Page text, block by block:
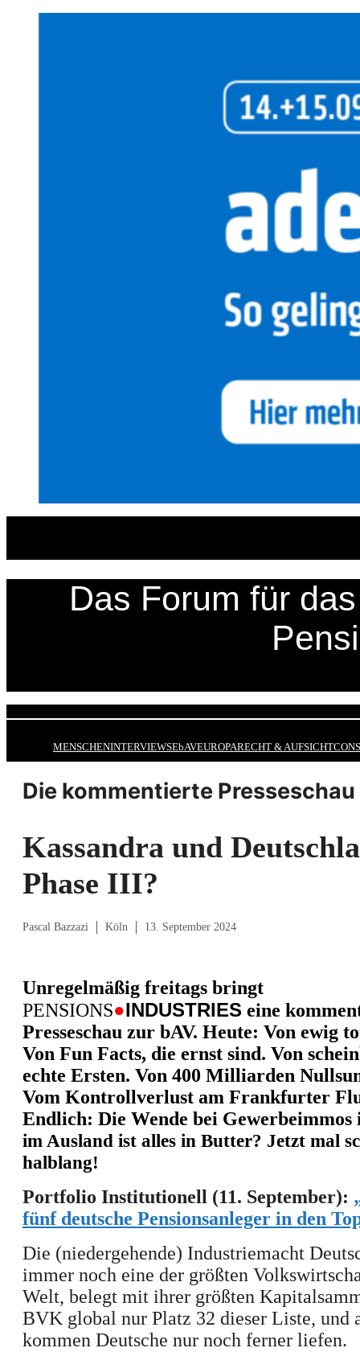
Das Forum für
MENSCHENINTERVIEWSEbAVEUROPARECHT & AUFSICHT
Die kommentierte Presseschau
Kassandra und
Phase III?
Pascal Bazzazi Köln 13. September 2024
Unregelmäßig freitags bringt
PENSIONS●INDUSTRIES eine
Presseschau zur bAV. Heute: Von ewig
Von Fun Facts, die ernst sind. Von
echte Ersten. Von 400 Milliarden
Vom Kontrollverlust am Frankfurter
Endlich: Die Wende bei
im Ausland ist alles in Butter? Jetzt mal
halblang!
Portfolio Institutionell (11. September):
fünf deutsche Pensionsanleger in den
Die (niedergehende) Industriemacht
immer noch eine der größten
Welt, belegt mit ihrer größten
BVK global nur Platz 32 dieser Liste, und
kommen Deutsche nur noch ferner liefen.